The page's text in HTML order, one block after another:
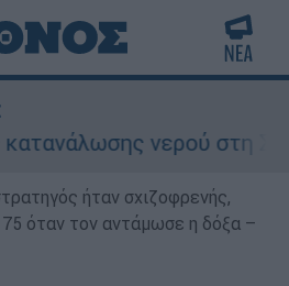
νερού στη
ήταν σχιζοφρενής,
όταν τον αντάμωσε η δόξα –